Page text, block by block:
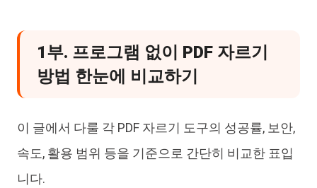
1부. 프로그램 없이 PDF 자르기
방법 한눈에 비교하기
이 글에서 다룰 각 PDF 자르기 도구의 성공률, 보안,
속도, 활용 범위 등을 기준으로 간단히 비교한 표입
니다.